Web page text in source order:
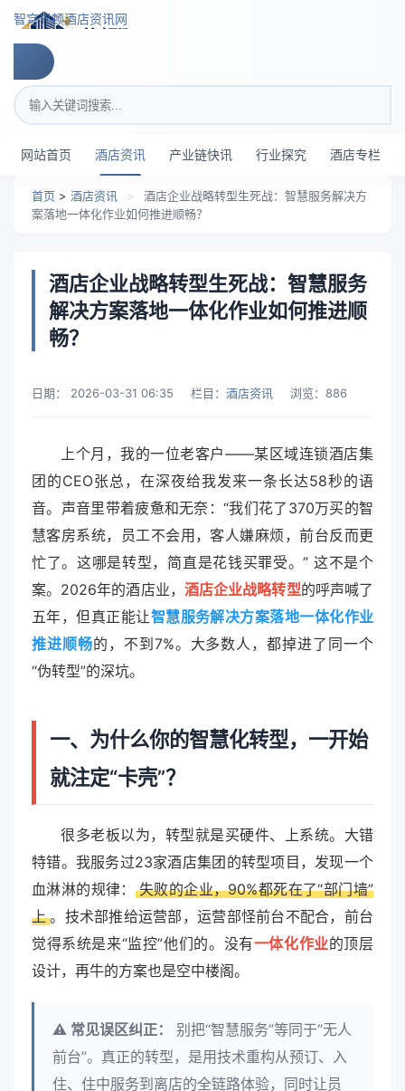
跳转到主要内容
智穹界顿酒店资讯网
搜索关键词
网站首页 酒店资讯 产业链快讯 行业探究 酒店专栏
首页 > 酒店资讯 >
酒店企业战略转型生死战：智慧服务解决方
案落地一体化作业如何推进顺畅？
酒店企业战略转型生死战：智慧服务
解决方案落地一体化作业如何推进顺
畅？
日期： 2026-03-31 06:35 栏目： 酒店资讯 浏览： 886
上个月，我的一位老客户——某区域连锁酒店集
团的CEO张总，在深夜给我发来一条长达58秒的语
音。声音里带着疲惫和无奈：“我们花了370万买的智
慧客房系统，员工不会用，客人嫌麻烦，前台反而更
忙了。这哪是转型，简直是花钱买罪受。” 这不是个
案。2026年的酒店业， 酒店企业战略转型的呼声喊了
五年，但真正能让智慧服务解决方案落地一体化作业
推进顺畅的，不到7%。大多数人，都掉进了同一个
“伪转型”的深坑。
一、为什么你的智慧化转型，一开始
就注定“卡壳”？
很多老板以为，转型就是买硬件、上系统。大错
特错。我服务过23家酒店集团的转型项目，发现一个
血淋淋的规律：
失败的企业，90%都死在了“部门墙”
上 。技术部推给运营部，运营部怪前台不配合，前台
觉得系统是来“监控”他们的。没有一体化作业的顶层
设计，再牛的方案也是空中楼阁。
⚠️ 常见误区纠正：
别把“智慧服务”等同于“无人
前台”。真正的转型，是用技术重构从预订、入
住、住中服务到离店的全链路体验，同时让员